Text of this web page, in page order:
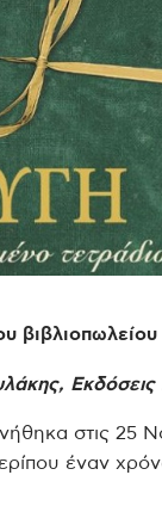
στις 25
έναν